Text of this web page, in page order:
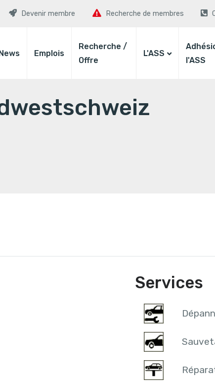
Devenir membre Recherche de membres
Emplois
Recherche /
Offre
L'ASS
l'ASS
Services